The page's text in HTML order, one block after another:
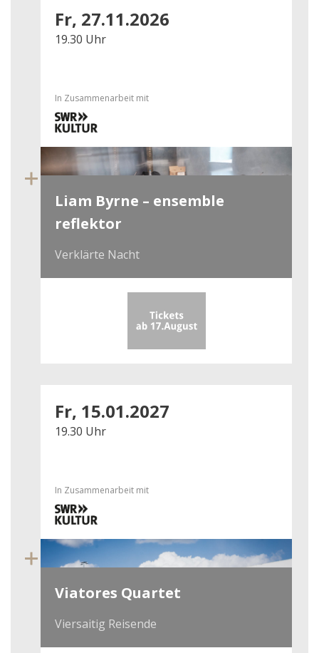
Fr, 27.11.2026
19.30 Uhr
In Zusammenarbeit mit
Liam Byrne – ensemble
reflektor
Verklärte Nacht
Fr, 15.01.2027
19.30 Uhr
In Zusammenarbeit mit
Viatores Quartet
Viersaitig Reisende